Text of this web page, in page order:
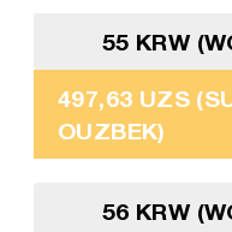
55 KRW
497,63 UZS
OUZBEK)
56 KRW